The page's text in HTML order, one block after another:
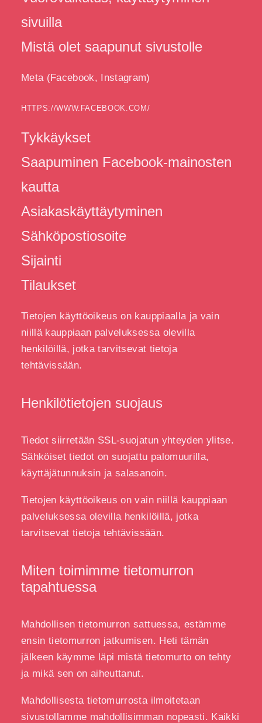
sivuilla
Mistä olet saapunut sivustolle
Meta (Facebook, Instagram)
HTTPS://WWW.FACEBOOK.COM/
Tykkäykset
Saapuminen Facebook-mainosten
kautta
Asiakaskäyttäytyminen
Sähköpostiosoite
Sijainti
Tilaukset
Tietojen käyttöoikeus on kauppiaalla ja vain
niillä kauppiaan palveluksessa olevilla
henkilöillä, jotka tarvitsevat tietoja
tehtävissään.
Henkilötietojen suojaus
Tiedot siirretään SSL-suojatun yhteyden ylitse.
Sähköiset tiedot on suojattu palomuurilla,
käyttäjätunnuksin ja salasanoin.
Tietojen käyttöoikeus on vain niillä kauppiaan
palveluksessa olevilla henkilöillä, jotka
tarvitsevat tietoja tehtävissään.
Miten toimimme tietomurron
tapahtuessa
Mahdollisen tietomurron sattuessa, estämme
ensin tietomurron jatkumisen. Heti tämän
jälkeen käymme läpi mistä tietomurto on tehty
ja mikä sen on aiheuttanut.
Mahdollisesta tietomurrosta ilmoitetaan
sivustollamme mahdollisimman nopeasti. Kaikki